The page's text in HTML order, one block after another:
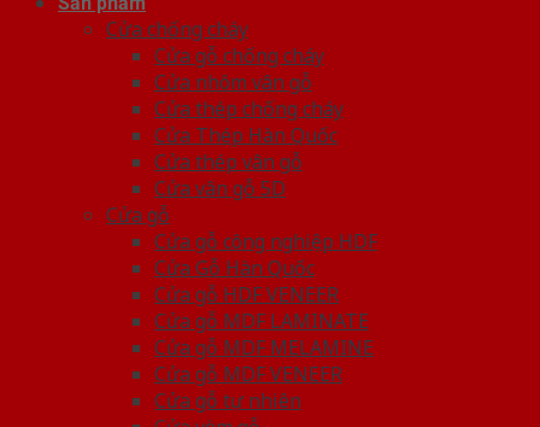
Cửa chống cháy
Cửa gỗ chống cháy
Cửa nhôm vân gỗ
Cửa thép chống cháy
Cửa Thép Hàn Quốc
Cửa thép vân gỗ
Cửa vân gỗ 5D
Cửa gỗ
Cửa gỗ công nghiệp HDF
Cửa Gỗ Hàn Quốc
Cửa gỗ HDF VENEER
Cửa gỗ MDF LAMINATE
Cửa gỗ MDF MELAMINE
Cửa gỗ MDF VENEER
Cửa gỗ tự nhiên